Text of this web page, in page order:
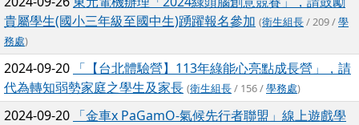
貴屬學生(國小三年級至國中生)踴躍報名參加 (衛生組長/ 209 /學
務處)
2024-09-20 「【台北體驗營】113年綠能心亮點成長營」，請
代為轉知弱勢家庭之學生及家長 (衛生組長/ 156 /學務處)
2024-09-20 「金車x PaGamO-氣候先行者聯盟」線上遊戲學